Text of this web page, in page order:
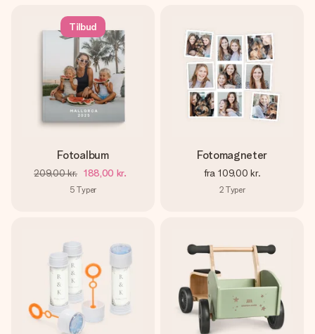
Tilbud
Fotoalbum
209,00 kr. 188,00 kr.
5 Typer
Fotomagneter
fra 109,00 kr.
2 Typer